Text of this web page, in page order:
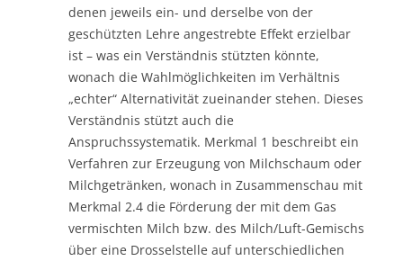
denen jeweils ein- und derselbe von der
geschützten Lehre angestrebte Effekt erzielbar
ist – was ein Verständnis stützten könnte,
wonach die Wahlmöglichkeiten im Verhältnis
„echter“ Alternativität zueinander stehen. Dieses
Verständnis stützt auch die
Anspruchssystematik. Merkmal 1 beschreibt ein
Verfahren zur Erzeugung von Milchschaum oder
Milchgetränken, wonach in Zusammenschau mit
Merkmal 2.4 die Förderung der mit dem Gas
vermischten Milch bzw. des Milch/Luft-Gemischs
über eine Drosselstelle auf unterschiedlichen